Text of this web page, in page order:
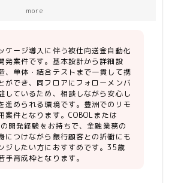
可】
融機関（特に銀行・外為分野）での
テム開発経験
ッケージ導入プロジェクトへの参画
物】
のスキルだけでなく、今後銀行行員
客）と直接対話・折衝ができるレベ
ステップアップしたいという成長意
more
ケージ導入に伴う被仕向送金自動化
発案件です。基本設計から詳細設
、単体・結合テストまで一貫して携
ができ、同フロアにフォローメンバ
しているため、相談しながら安心し
進められる環境です。豊洲でのリモ
案件となります。COBOLまたは
開発経験をお持ちで、金融業務の
につけながら銀行顧客との折衝にも
ジしたい方におすすめです。35歳
手育成枠となります。